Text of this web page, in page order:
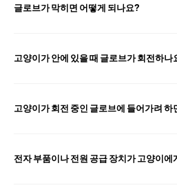
글로브가 막히면 어떻게 되나요?
고양이가 안에 있을 때 글로브가 회전하나
고양이가 회전 중인 글로브에 들어가려 하
전자 부품이나 전원 공급 장치가 고양이에